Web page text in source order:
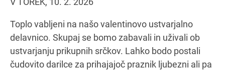
Navodila za pot
Toplo vabljeni na našo valentinovo ustvarjalno
delavnico. Skupaj se bomo zabavali in uživali ob
ustvarjanju prikupnih srčkov. Lahko bodo postali
čudovito darilce za prihajajoč praznik ljubezni ali pa